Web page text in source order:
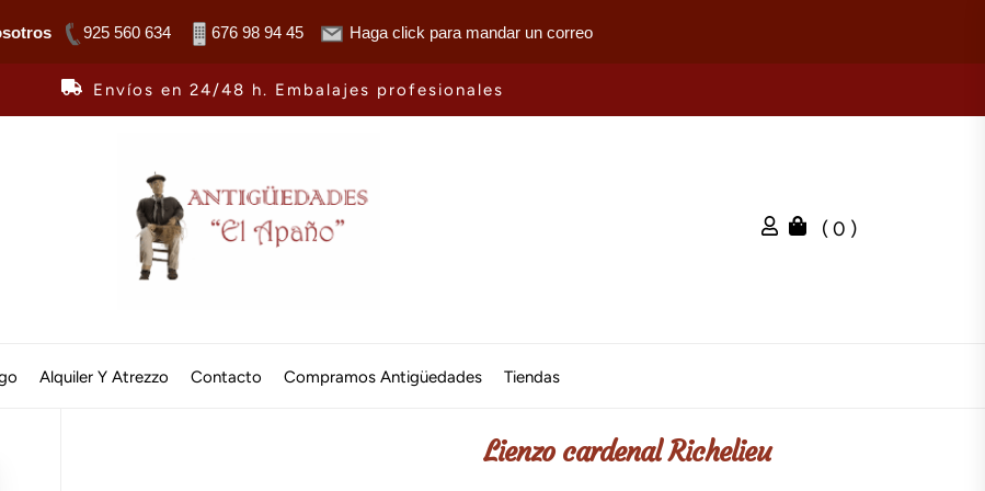
925 560 634 676 98 94 45 Haga click para mandar un correo
Envíos en 24/48 h. Embalajes profesionales
El
( 0 )
Alquiler Y Atrezzo Contacto Compramos Antigüedades Tiendas
Lienzo cardenal Richelieu